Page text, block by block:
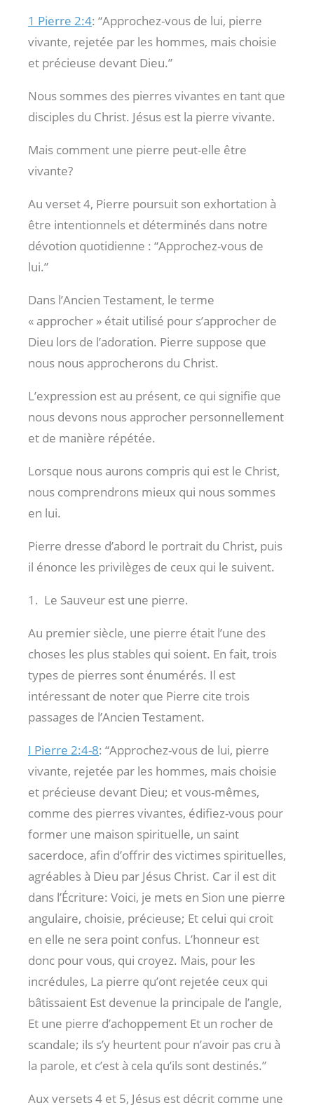
1 Pierre 2:4: “Approchez-vous de lui, pierre
vivante, rejetée par les hommes, mais choisie
et précieuse devant Dieu.”
Nous sommes des pierres vivantes en tant que
disciples du Christ. Jésus est la pierre vivante.
Mais comment une pierre peut-elle être
vivante?
Au verset 4, Pierre poursuit son exhortation à
être intentionnels et déterminés dans notre
dévotion quotidienne : “Approchez-vous de
lui.”
Dans l’Ancien Testament, le terme
« approcher » était utilisé pour s’approcher de
Dieu lors de l’adoration. Pierre suppose que
nous nous approcherons du Christ.
L’expression est au présent, ce qui signifie que
nous devons nous approcher personnellement
et de manière répétée.
Lorsque nous aurons compris qui est le Christ,
nous comprendrons mieux qui nous sommes
en lui.
Pierre dresse d’abord le portrait du Christ, puis
il énonce les privilèges de ceux qui le suivent.
1. Le Sauveur est une pierre.
Au premier siècle, une pierre était l’une des
choses les plus stables qui soient. En fait, trois
types de pierres sont énumérés. Il est
intéressant de noter que Pierre cite trois
passages de l’Ancien Testament.
I Pierre 2:4-8: “Approchez-vous de lui, pierre
vivante, rejetée par les hommes, mais choisie
et précieuse devant Dieu; et vous-mêmes,
comme des pierres vivantes, édifiez-vous pour
former une maison spirituelle, un saint
sacerdoce, afin d’offrir des victimes spirituelles,
agréables à Dieu par Jésus Christ. Car il est dit
dans l’Écriture: Voici, je mets en Sion une pierre
angulaire, choisie, précieuse; Et celui qui croit
en elle ne sera point confus. L’honneur est
donc pour vous, qui croyez. Mais, pour les
incrédules, La pierre qu’ont rejetée ceux qui
bâtissaient Est devenue la principale de l’angle,
Et une pierre d’achoppement Et un rocher de
scandale; ils s’y heurtent pour n’avoir pas cru à
la parole, et c’est à cela qu’ils sont destinés.”
Aux versets 4 et 5, Jésus est décrit comme une